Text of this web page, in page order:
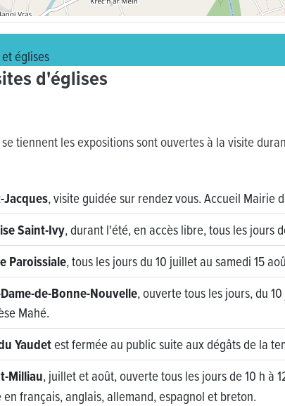
d'églises
tiennent les expositions sont ouvertes à la visite
Jacques, visite guidée sur rendez vous. Accueil Mairie
Saint-Ivy, durant l'été, en accès libre, tous les jours
Paroissiale, tous les jours du 10 juillet au samedi 15
de-Bonne-Nouvelle, ouverte tous les jours, du
Mahé.
Yaudetest fermée au public suite aux dégâts de la
Milliau, juillet et août, ouverte tous les jours de 10 h à
français, anglais, allemand, espagnol et breton.